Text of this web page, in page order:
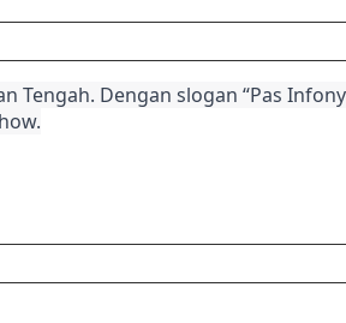
Dengan slogan “Pas